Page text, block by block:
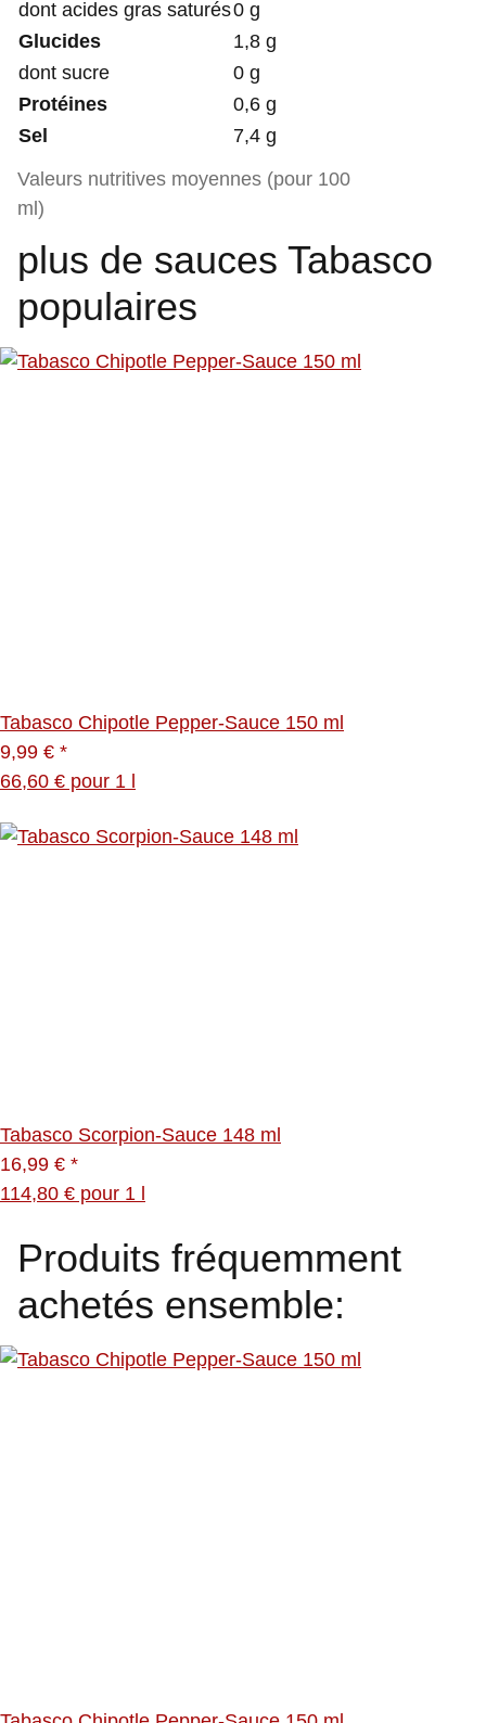
Valeurs nutritives moyennes (pour 100
ml)
dont acides gras saturés0 g
Glucides
1,8 g
dont sucre
0 g
Protéines
0,6 g
Sel
7,4 g
plus de sauces Tabasco
populaires
Tabasco Chipotle Pepper-Sauce 150 ml
9,99 € *
66,60 € pour 1 l
Tabasco Scorpion-Sauce 148 ml
16,99 € *
114,80 € pour 1 l
Produits fréquemment
achetés ensemble: